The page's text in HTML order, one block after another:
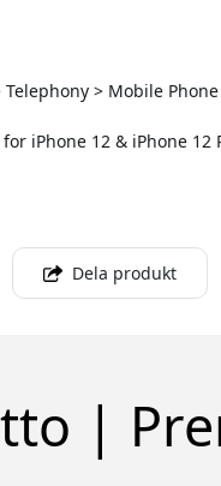
> Mobile
iPhone 12 & iPhone 12
Dela produkt
|